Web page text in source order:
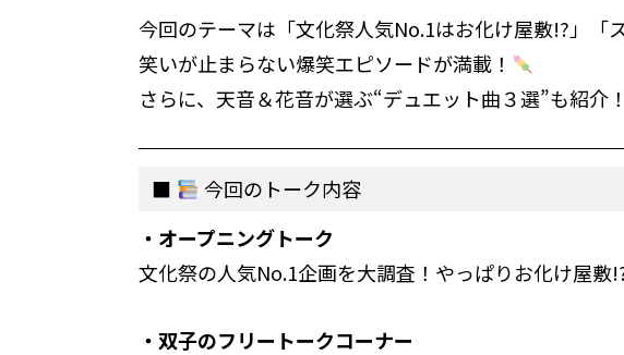
今回のテーマは「文化祭人気No.1はお化け屋敷!?」「
笑いが止まらない爆笑エピソードが満載！
さらに、天音＆花音が選ぶ“デュエット曲３選”も紹介！
今回のトーク内容
・オープニングトーク
文化祭の人気No.1企画を大調査！やっぱりお化け屋敷
・双子のフリートークコーナー